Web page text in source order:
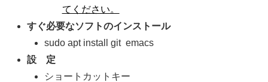
てください。
すぐ必要なソフトのインストール
sudo apt install git emacs
設 定
ショートカットキー